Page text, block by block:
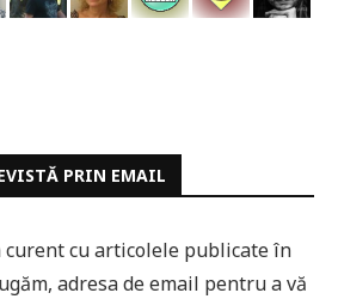
PRIN EMAIL
cu articolele publicate în
adresa de email pentru a vă